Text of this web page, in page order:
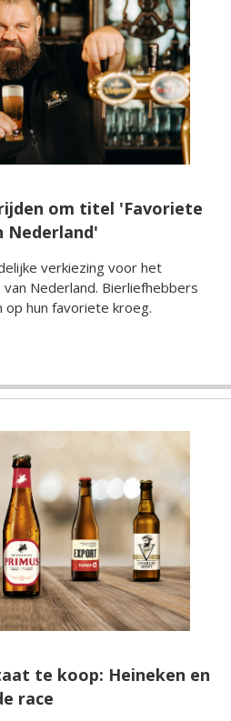
om titel 'Favoriete
Nederland'
verkiezing voor het
Nederland. Bierliefhebbers
op hun favoriete kroeg.
te koop: Heineken en
race